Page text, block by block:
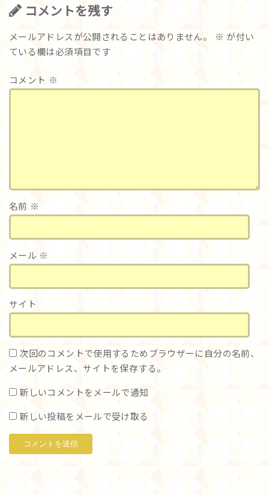
コメントを残す
メールアドレスが公開されることはありません。 ※ が付い
ている欄は必須項目です
コメント ※
名前 ※
メール ※
サイト
次回のコメントで使用するためブラウザーに自分の名前、
メールアドレス、サイトを保存する。
新しいコメントをメールで通知
新しい投稿をメールで受け取る